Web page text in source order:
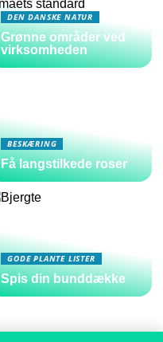
DEN DANSKE NATUR
Grønne områder ved
virksomheden
BESKÆRING
Få langstilkede roser
GODE PLANTE LISTER
Spis din bunddække